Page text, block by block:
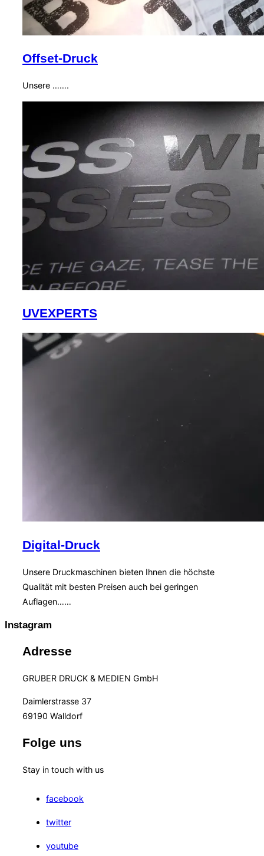
Offset-Druck
Unsere …….
UVEXPERTS
Digital-Druck
Unsere Druckmaschinen bieten Ihnen die höchste
Qualität mit besten Preisen auch bei geringen
Auflagen……
Instagram
Adresse
GRUBER DRUCK & MEDIEN GmbH
Daimlerstrasse 37
69190 Walldorf
Folge uns
Stay in touch with us
facebook
twitter
youtube